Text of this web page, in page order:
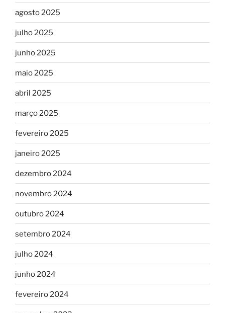
agosto 2025
julho 2025
junho 2025
maio 2025
abril 2025
março 2025
fevereiro 2025
janeiro 2025
dezembro 2024
novembro 2024
outubro 2024
setembro 2024
julho 2024
junho 2024
fevereiro 2024